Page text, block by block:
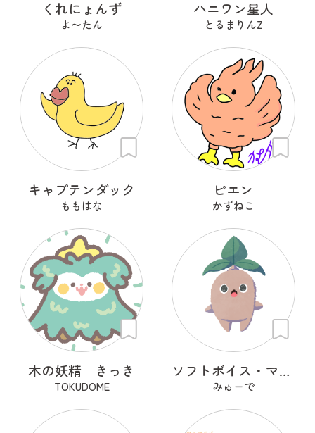
くれにょんず
よ〜たん
ハニワン星人
とるまりんZ
キャプテンダック
ももはな
ピエン
かずねこ
木の妖精 きっき
TOKUDOME
ソフトボイス・マンドラゴラ
みゅーで